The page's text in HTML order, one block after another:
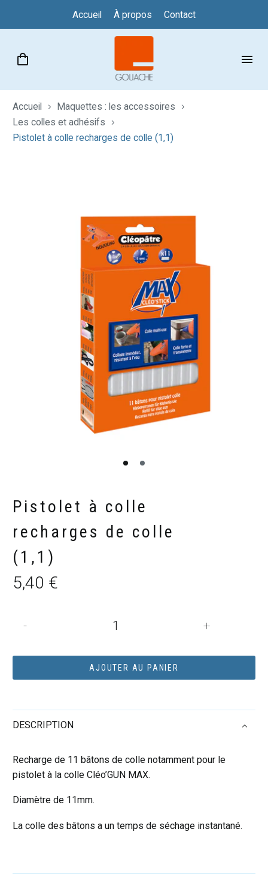
Accueil À propos Contact
Accueil
Maquettes : les accessoires
Les colles et adhésifs
Pistolet à colle recharges de colle (1,1)
Pistolet à colle
recharges de colle
(1,1)
5,40 €
-
colle
de
colle
+
AJOUTER AU PANIER
DESCRIPTION
Recharge de 11 bâtons de colle notamment pour le
pistolet à la colle Cléo’GUN MAX.
Diamètre de 11mm.
La colle des bâtons a un temps de séchage instantané.